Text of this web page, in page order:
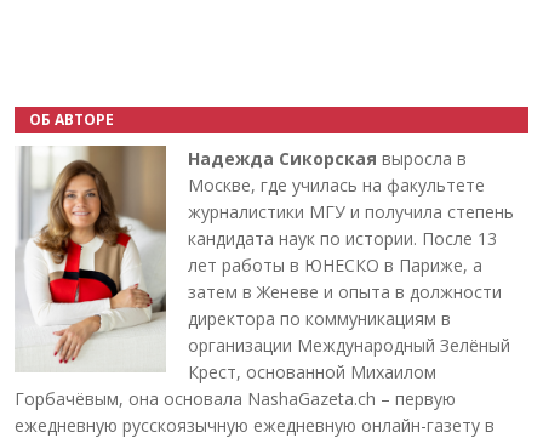
ОБ АВТОРЕ
Надежда Сикорская выросла в
Москве, где училась на факультете
журналистики МГУ и получила степень
кандидата наук по истории. После 13
лет работы в ЮНЕСКО в Париже, а
затем в Женеве и опыта в должности
директора по коммуникациям в
организации Международный Зелёный
Крест, основанной Михаилом
Горбачёвым, она основала NashaGazeta.ch – первую
ежедневную русскоязычную ежедневную онлайн-газету в